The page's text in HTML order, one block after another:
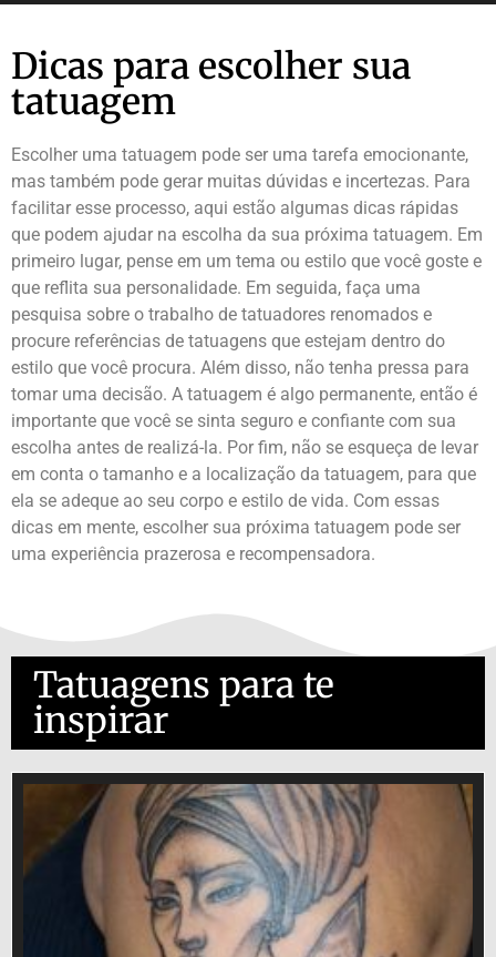
Dicas para escolher sua
tatuagem
Escolher uma tatuagem pode ser uma tarefa emocionante,
mas também pode gerar muitas dúvidas e incertezas. Para
facilitar esse processo, aqui estão algumas dicas rápidas
que podem ajudar na escolha da sua próxima tatuagem. Em
primeiro lugar, pense em um tema ou estilo que você goste e
que reflita sua personalidade. Em seguida, faça uma
pesquisa sobre o trabalho de tatuadores renomados e
procure referências de tatuagens que estejam dentro do
estilo que você procura. Além disso, não tenha pressa para
tomar uma decisão. A tatuagem é algo permanente, então é
importante que você se sinta seguro e confiante com sua
escolha antes de realizá-la. Por fim, não se esqueça de levar
em conta o tamanho e a localização da tatuagem, para que
ela se adeque ao seu corpo e estilo de vida. Com essas
dicas em mente, escolher sua próxima tatuagem pode ser
uma experiência prazerosa e recompensadora.
Tatuagens para te
inspirar